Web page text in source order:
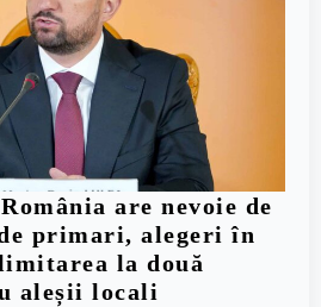
are nevoie de
primari, alegeri în
la două
aleșii locali